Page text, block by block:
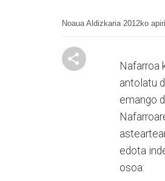
Noaua Aldizkaria 2012ko
Nafarroa
antolatu
emango
edota
osoa: